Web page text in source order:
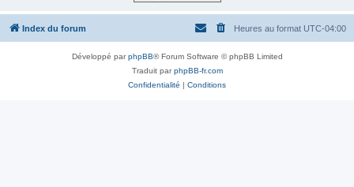
Index du forum Heures au format UTC-04:00
Développé parphpBB® Forum Software © phpBB Limited
Traduit parphpBB-fr.com
Confidentialité | Conditions